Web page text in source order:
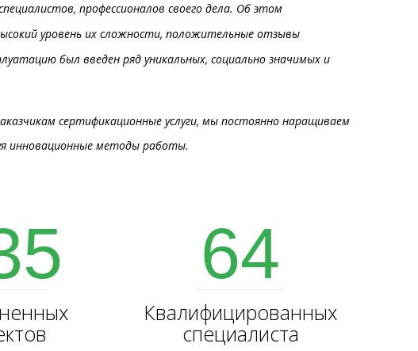
профессионалов своего дела. Об этом
уровень их сложности, положительные отзывы
был введен ряд уникальных, социально значимых и
сертификационные услуги, мы постоянно наращиваем
инновационные методы работы.
64
Квалифицированных
специалиста